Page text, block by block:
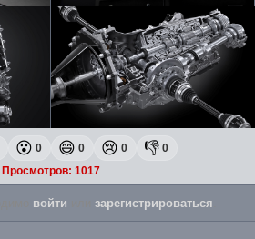
😮 0 😄 0 😢 0 👎 0
Просмотров: 1017
войти зарегистрироваться